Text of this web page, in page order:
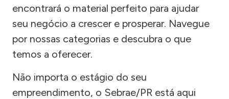
encontrará o material perfeito para ajudar
seu negócio a crescer e prosperar. Navegue
por nossas categorias e descubra o que
temos a oferecer.
Não importa o estágio do seu
empreendimento, o Sebrae/PR está aqui